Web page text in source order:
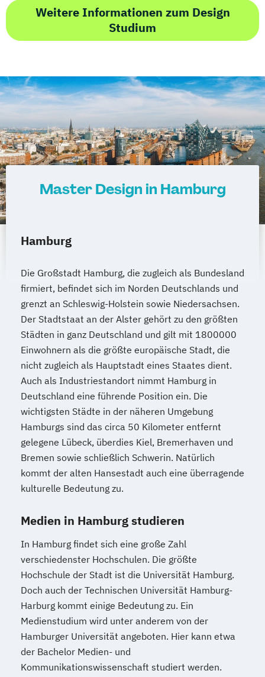
Weitere Informationen zum Design
Studium
Master Design in Hamburg
Hamburg
Die Großstadt Hamburg, die zugleich als Bundesland
firmiert, befindet sich im Norden Deutschlands und
grenzt an Schleswig-Holstein sowie Niedersachsen.
Der Stadtstaat an der Alster gehört zu den größten
Städten in ganz Deutschland und gilt mit 1800000
Einwohnern als die größte europäische Stadt, die
nicht zugleich als Hauptstadt eines Staates dient.
Auch als Industriestandort nimmt Hamburg in
Deutschland eine führende Position ein. Die
wichtigsten Städte in der näheren Umgebung
Hamburgs sind das circa 50 Kilometer entfernt
gelegene Lübeck, überdies Kiel, Bremerhaven und
Bremen sowie schließlich Schwerin. Natürlich
kommt der alten Hansestadt auch eine überragende
kulturelle Bedeutung zu.
Medien in Hamburg studieren
In Hamburg findet sich eine große Zahl
verschiedenster Hochschulen. Die größte
Hochschule der Stadt ist die Universität Hamburg.
Doch auch der Technischen Universität Hamburg-
Harburg kommt einige Bedeutung zu. Ein
Medienstudium wird unter anderem von der
Hamburger Universität angeboten. Hier kann etwa
der Bachelor Medien- und
Kommunikationswissenschaft studiert werden.